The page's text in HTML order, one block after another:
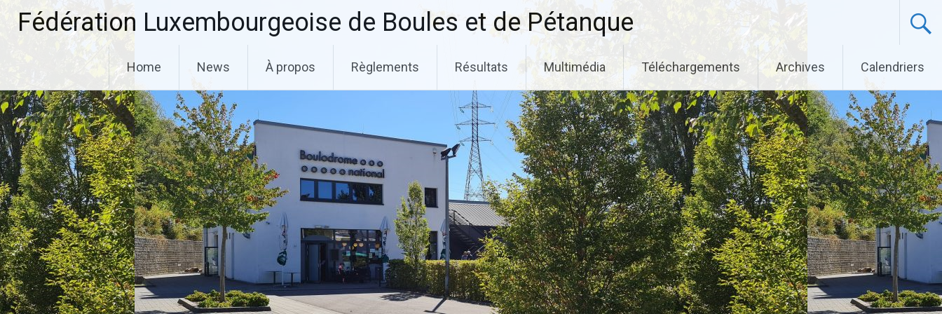
Fédération Luxembourgeoise de Boules et de Pétanque
Home News À propos Règlements Résultats Multimédia Téléchargements Archives Calendriers